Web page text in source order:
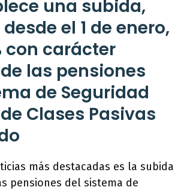
una subida,
el 1 de enero,
con carácter
las pensiones
de Seguridad
Clases Pasivas
más destacadas es la subida
pensiones del sistema de